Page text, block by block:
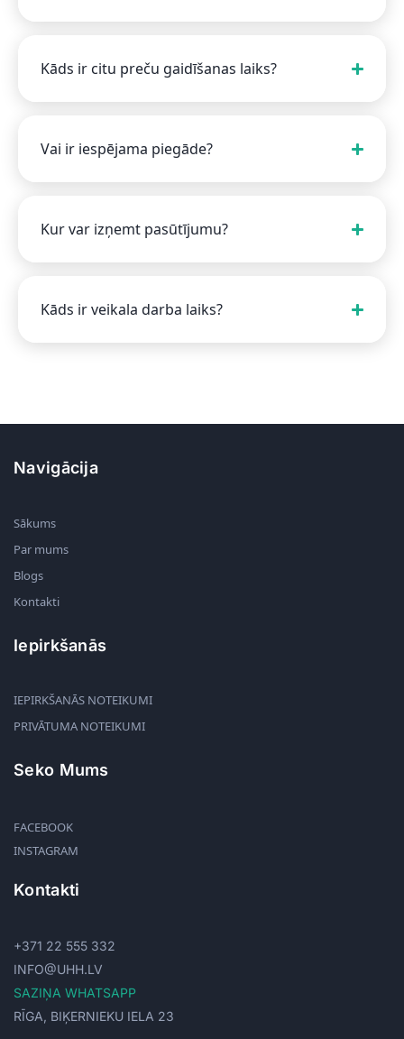
Kāds ir citu preču gaidīšanas laiks?
Vai ir iespējama piegāde?
Kur var izņemt pasūtījumu?
Kāds ir veikala darba laiks?
Navigācija
Sākums
Par mums
Blogs
Kontakti
Iepirkšanās
IEPIRKŠANĀS NOTEIKUMI
PRIVĀTUMA NOTEIKUMI
Seko Mums
FACEBOOK
INSTAGRAM
Kontakti
+371 22 555 332
INFO@UHH.LV
SAZIŅA WHATSAPP
RĪGA, BIĶERNIEKU IELA 23